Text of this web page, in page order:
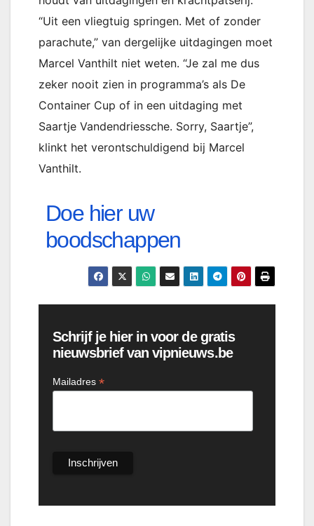
“Uit een vliegtuig springen. Met of zonder
parachute,” van dergelijke uitdagingen moet
Marcel Vanthilt niet weten. “Je zal me dus
zeker nooit zien in programma’s als De
Container Cup of in een uitdaging met
Saartje Vandendriessche. Sorry, Saartje”,
klinkt het verontschuldigend bij Marcel
Vanthilt.
Doe hier uw
boodschappen
Schrijf je hier in voor de gratis
nieuwsbrief van vipnieuws.be
Mailadres *